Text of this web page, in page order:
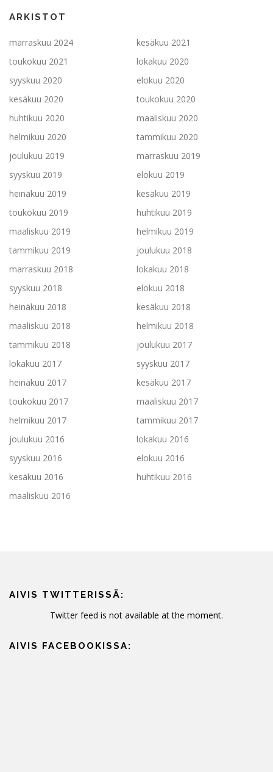
ARKISTOT
marraskuu 2024
kesäkuu 2021
toukokuu 2021
lokakuu 2020
syyskuu 2020
elokuu 2020
kesäkuu 2020
toukokuu 2020
huhtikuu 2020
maaliskuu 2020
helmikuu 2020
tammikuu 2020
joulukuu 2019
marraskuu 2019
syyskuu 2019
elokuu 2019
heinäkuu 2019
kesäkuu 2019
toukokuu 2019
huhtikuu 2019
maaliskuu 2019
helmikuu 2019
tammikuu 2019
joulukuu 2018
marraskuu 2018
lokakuu 2018
syyskuu 2018
elokuu 2018
heinäkuu 2018
kesäkuu 2018
maaliskuu 2018
helmikuu 2018
tammikuu 2018
joulukuu 2017
lokakuu 2017
syyskuu 2017
heinäkuu 2017
kesäkuu 2017
toukokuu 2017
maaliskuu 2017
helmikuu 2017
tammikuu 2017
joulukuu 2016
lokakuu 2016
syyskuu 2016
elokuu 2016
kesäkuu 2016
huhtikuu 2016
maaliskuu 2016
AIVIS TWITTERISSÄ:
Twitter feed is not available at the moment.
AIVIS FACEBOOKISSA: